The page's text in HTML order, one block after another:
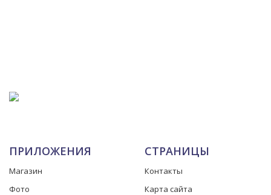
ПРИЛОЖЕНИЯ
Магазин
Фото
СТРАНИЦЫ
Контакты
Карта сайта